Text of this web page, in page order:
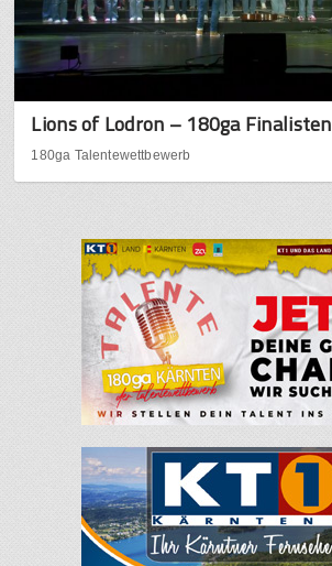
Lions of Lodron – 180ga Finalisten
180ga Talentewettbewerb